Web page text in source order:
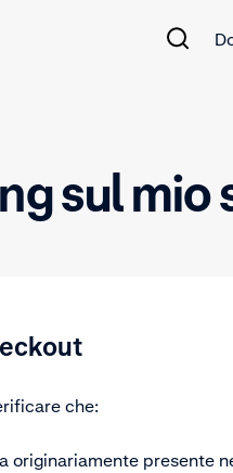
sul
che:
originariamente presente